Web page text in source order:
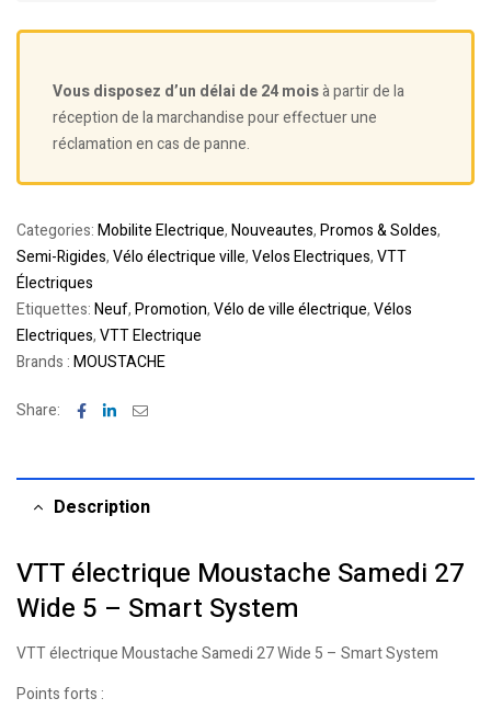
Vous disposez d’un délai de 24 moisà partir de la
réception de la marchandise pour effectuer une
réclamation en cas de panne.
Categories:Mobilite Electrique,Nouveautes,Promos & Soldes,
Semi-Rigides,Vélo électrique ville,Velos Electriques,VTT
Électriques
Etiquettes:Neuf,Promotion,Vélo de ville électrique,Vélos
Electriques,VTT Electrique
Brands :MOUSTACHE
Share: Facebook
LinkedinEmail
Description
VTT électrique Moustache Samedi 27
Wide 5 – Smart System
VTT électrique Moustache Samedi 27 Wide 5 – Smart System
Points forts :